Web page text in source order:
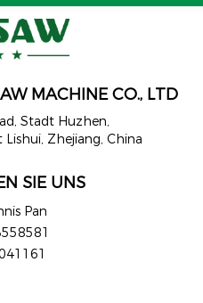
MACHINE CO., LTD
Stadt Huzhen,
Lishui, Zhejiang, China
SIE UNS
Pan